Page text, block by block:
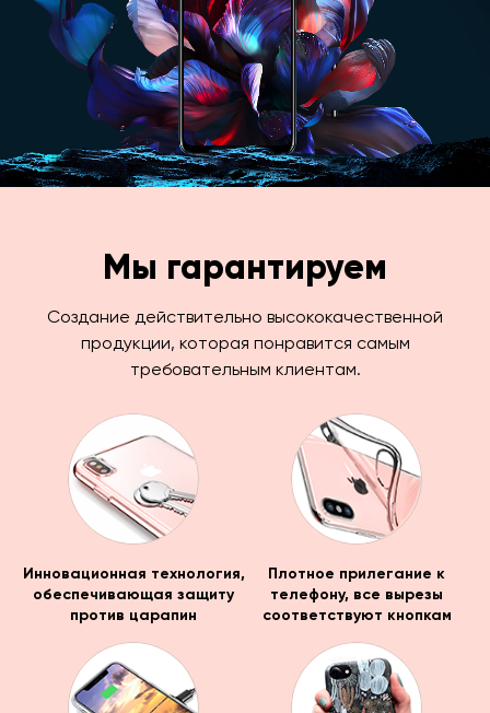
Мы гарантируем
Создание действительно высококачественной
продукции, которая понравится самым
требовательным клиентам.
Инновационная технология,
обеспечивающая защиту
против царапин
Плотное прилегание к
телефону, все вырезы
соответствуют кнопкам